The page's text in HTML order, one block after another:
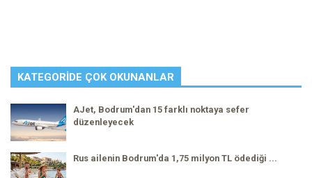
KATEGORIDE ÇOK OKUNANLAR
AJet, Bodrum'dan 15 farklı noktaya sefer
düzenleyecek
Rus ailenin Bodrum'da 1,75 milyon TL ödediği ...